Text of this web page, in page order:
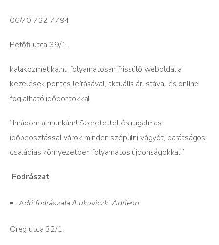
06/70 732 7794
Petőfi utca 39/1.
kalakozmetika.hu folyamatosan frissülő weboldal a
kezelések pontos leírásával, aktuális árlistával és online
foglalható időpontokkal
“Imádom a munkám! Szeretettel és rugalmas
időbeosztással várok minden szépülni vágyót, barátságos,
családias környezetben folyamatos újdonságokkal.”
Fodrászat
Adri fodrászata /Lukoviczki Adrienn
Öreg utca 32/1.